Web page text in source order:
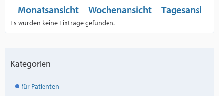
Monatsansicht Wochenansicht Tagesansicht
Es wurden keine Einträge gefunden.
Kategorien
für Patienten